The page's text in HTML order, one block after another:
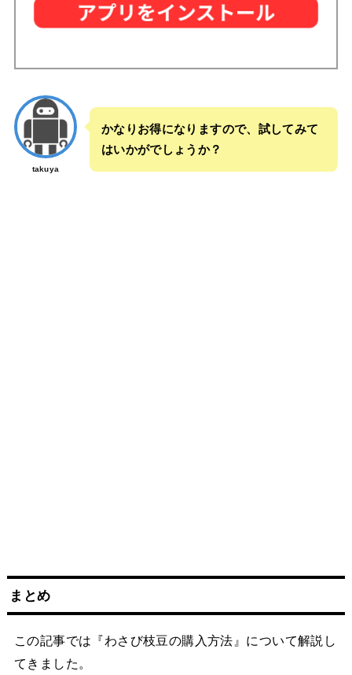
takuya
かなりお得になりますので、試してみて
はいかがでしょうか？
まとめ
この記事では『わさび枝豆の購入方法』について解説し
てきました。